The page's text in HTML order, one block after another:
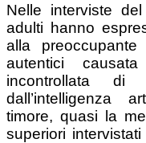
Nelle interviste
adulti hanno
alla
autentici
incontrollata di
dall’intelligenza
timore, quasi la
superiori